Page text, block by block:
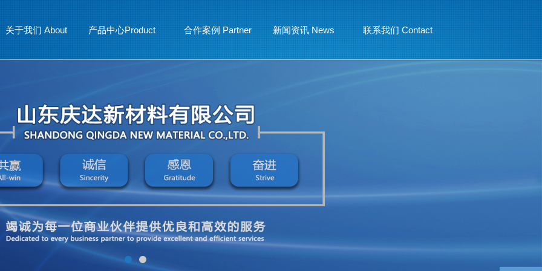
关于我们 About 产品中心Product 合作案例 Partner 新闻资讯 News 联系我们 Contact